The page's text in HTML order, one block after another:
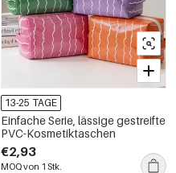
13-25 TAGE
Einfache Serie, lässige gestreifte
PVC-Kosmetiktaschen
€2,93
MOQ von 1 Stk.